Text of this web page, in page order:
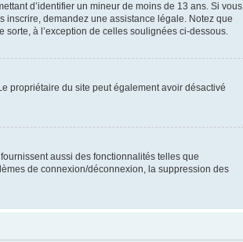
d’identifier un mineur de moins de 13 ans. Si vous
inscrire, demandez une assistance légale. Notez que
sorte, à l’exception de celles soulignées ci-dessous.
propriétaire du site peut également avoir désactivé
aussi des fonctionnalités telles que
de connexion/déconnexion, la suppression des